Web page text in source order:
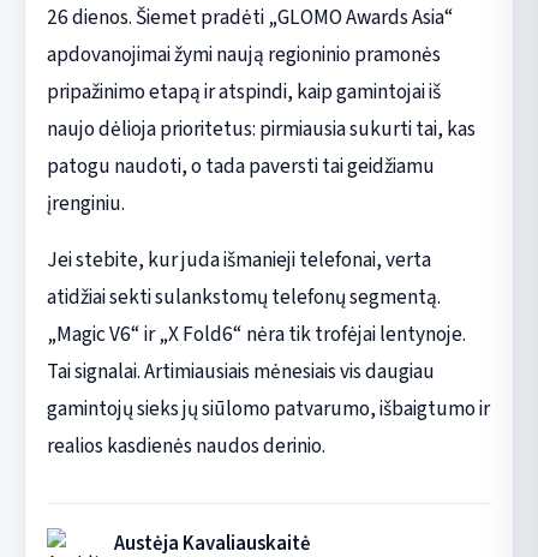
26 dienos. Šiemet pradėti „GLOMO Awards Asia“
apdovanojimai žymi naują regioninio pramonės
pripažinimo etapą ir atspindi, kaip gamintojai iš
naujo dėlioja prioritetus: pirmiausia sukurti tai, kas
patogu naudoti, o tada paversti tai geidžiamu
įrenginiu.
Jei stebite, kur juda išmanieji telefonai, verta
atidžiai sekti sulankstomų telefonų segmentą.
„Magic V6“ ir „X Fold6“ nėra tik trofėjai lentynoje.
Tai signalai. Artimiausiais mėnesiais vis daugiau
gamintojų sieks jų siūlomo patvarumo, išbaigtumo ir
realios kasdienės naudos derinio.
Austėja Kavaliauskaitė